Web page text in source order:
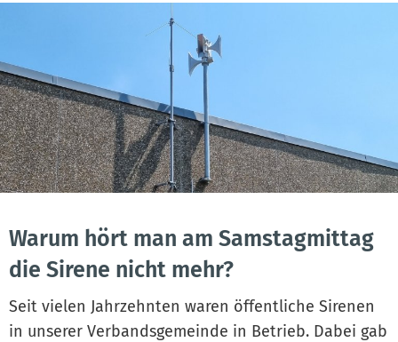
Warum hört man am Samstagmittag
die Sirene nicht mehr?
Seit vielen Jahrzehnten waren öffentliche Sirenen
in unserer Verbandsgemeinde in Betrieb. Dabei gab